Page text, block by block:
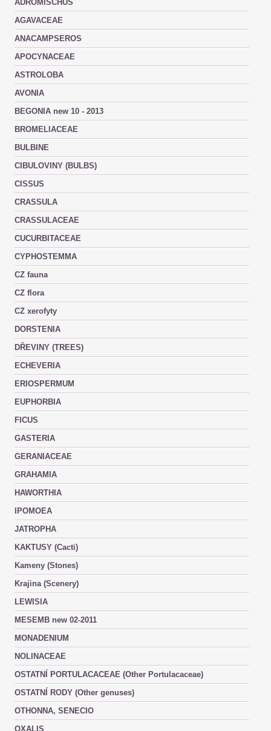
ADROMISCHUS
AGAVACEAE
ANACAMPSEROS
APOCYNACEAE
ASTROLOBA
AVONIA
BEGONIA new 10 - 2013
BROMELIACEAE
BULBINE
CIBULOVINY (BULBS)
CISSUS
CRASSULA
CRASSULACEAE
CUCURBITACEAE
CYPHOSTEMMA
CZ fauna
CZ flora
CZ xerofyty
DORSTENIA
DŘEVINY (TREES)
ECHEVERIA
ERIOSPERMUM
EUPHORBIA
FICUS
GASTERIA
GERANIACEAE
GRAHAMIA
HAWORTHIA
IPOMOEA
JATROPHA
KAKTUSY (Cacti)
Kameny (Stones)
Krajina (Scenery)
LEWISIA
MESEMB new 02-2011
MONADENIUM
NOLINACEAE
OSTATNÍ PORTULACACEAE (Other Portulacaceae)
OSTATNÍ RODY (Other genuses)
OTHONNA, SENECIO
OXALIS